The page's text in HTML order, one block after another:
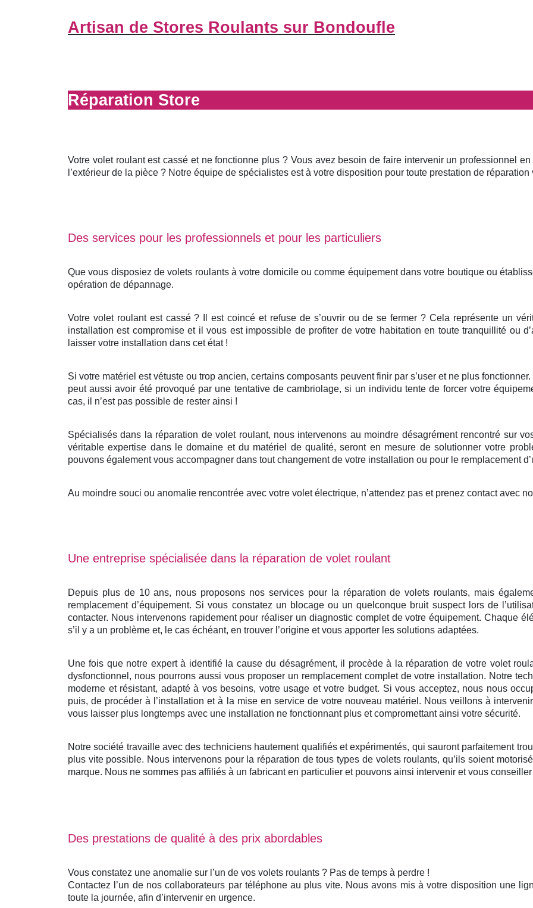
Artisan de Stores Roulants sur Bondoufle
Réparation Store
Votre volet roulant est cassé et ne fonctionne plus ? Vous avez besoin de faire intervenir un professionnel
l’extérieur de la pièce ? Notre équipe de spécialistes est à votre disposition pour toute prestation de réparation
Des services pour les professionnels et pour les particuliers
Que vous disposiez de volets roulants à votre domicile ou comme équipement dans votre boutique ou
opération de dépannage.
Votre volet roulant est cassé ? Il est coincé et refuse de s’ouvrir ou de se fermer ? Cela représente un
installation est compromise et il vous est impossible de profiter de votre habitation en toute tranquillité ou
laisser votre installation dans cet état !
Si votre matériel est vétuste ou trop ancien, certains composants peuvent finir par s’user et ne plus
peut aussi avoir été provoqué par une tentative de cambriolage, si un individu tente de forcer votre
cas, il n’est pas possible de rester ainsi !
Spécialisés dans la réparation de volet roulant, nous intervenons au moindre désagrément rencontré sur
véritable expertise dans le domaine et du matériel de qualité, seront en mesure de solutionner votre
pouvons également vous accompagner dans tout changement de votre installation ou pour le remplacement
Au moindre souci ou anomalie rencontrée avec votre volet électrique, n’attendez pas et prenez contact avec
Une entreprise spécialisée dans la réparation de volet roulant
Depuis plus de 10 ans, nous proposons nos services pour la réparation de volets roulants, mais
remplacement d’équipement. Si vous constatez un blocage ou un quelconque bruit suspect lors de
contacter. Nous intervenons rapidement pour réaliser un diagnostic complet de votre équipement. Chaque
s’il y a un problème et, le cas échéant, en trouver l’origine et vous apporter les solutions adaptées.
Une fois que notre expert à identifié la cause du désagrément, il procède à la réparation de votre volet
dysfonctionnel, nous pourrons aussi vous proposer un remplacement complet de votre installation. Notre
moderne et résistant, adapté à vos besoins, votre usage et votre budget. Si vous acceptez, nous nous
puis, de procéder à l’installation et à la mise en service de votre nouveau matériel. Nous veillons à
vous laisser plus longtemps avec une installation ne fonctionnant plus et compromettant ainsi votre sécurité.
Notre société travaille avec des techniciens hautement qualifiés et expérimentés, qui sauront parfaitement
plus vite possible. Nous intervenons pour la réparation de tous types de volets roulants, qu’ils soient
marque. Nous ne sommes pas affiliés à un fabricant en particulier et pouvons ainsi intervenir et vous
Des prestations de qualité à des prix abordables
Vous constatez une anomalie sur l’un de vos volets roulants ? Pas de temps à perdre !
Contactez l’un de nos collaborateurs par téléphone au plus vite. Nous avons mis à votre disposition une
toute la journée, afin d’intervenir en urgence.